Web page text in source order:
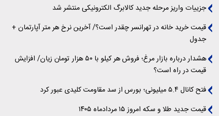
جزییات واریز مرحله جدید کالابرگ الکترونیکی منتشر شد
قیمت خرید خانه در تهرانسر چقدر است؟/ آخرین نرخ هر متر آپارتمان +
جدول
هشدار درباره بازار مرغ؛ فروش هر کیلو با ۵۰ هزار تومان زیان/ افزایش
قیمت در راه است؟
فتح کانال ۵.۴ میلیونی؛ بورس از سد مقاومت کلیدی عبور کرد
قیمت جدید طلا و سکه امروز ۱۵ مردادماه ۱۴۰۵